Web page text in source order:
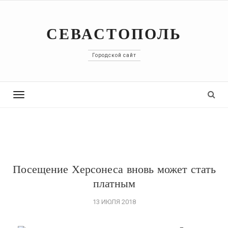
СЕВАСТОПОЛЬ
Городской сайт
Toggle
Посещение Херсонеса вновь может стать
платным
13 ИЮЛЯ 2018